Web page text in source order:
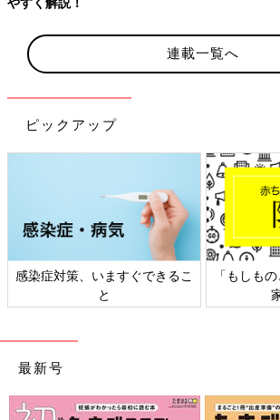
連載一覧へ
ピックアップ
感染症対策、いますぐできるこ
と
「もしも
最新号